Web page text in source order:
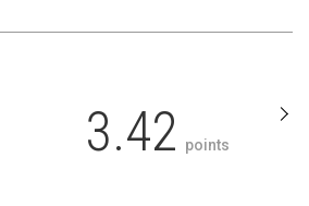
3.42 points